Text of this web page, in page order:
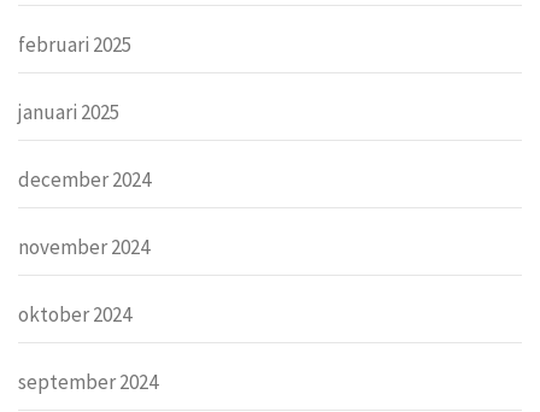
februari 2025
januari 2025
december 2024
november 2024
oktober 2024
september 2024